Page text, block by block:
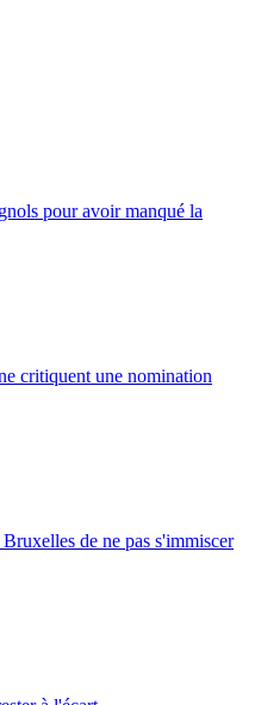
pour avoir manqué la
critiquent une nomination
de ne pas s'immiscer